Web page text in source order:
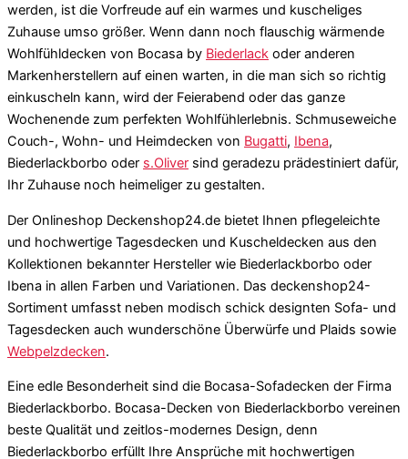
werden, ist die Vorfreude auf ein warmes und kuscheliges
Zuhause umso größer. Wenn dann noch flauschig wärmende
Wohlfühldecken von Bocasa by Biederlack oder anderen
Markenherstellern auf einen warten, in die man sich so richtig
einkuscheln kann, wird der Feierabend oder das ganze
Wochenende zum perfekten Wohlfühlerlebnis. Schmuseweiche
Couch-, Wohn- und Heimdecken von Bugatti, Ibena,
Biederlackborbo oder s.Oliver sind geradezu prädestiniert dafür,
Ihr Zuhause noch heimeliger zu gestalten.
Der Onlineshop Deckenshop24.de bietet Ihnen pflegeleichte
und hochwertige Tagesdecken und Kuscheldecken aus den
Kollektionen bekannter Hersteller wie Biederlackborbo oder
Ibena in allen Farben und Variationen. Das deckenshop24-
Sortiment umfasst neben modisch schick designten Sofa- und
Tagesdecken auch wunderschöne Überwürfe und Plaids sowie
Webpelzdecken.
Eine edle Besonderheit sind die Bocasa-Sofadecken der Firma
Biederlackborbo. Bocasa-Decken von Biederlackborbo vereinen
beste Qualität und zeitlos-modernes Design, denn
Biederlackborbo erfüllt Ihre Ansprüche mit hochwertigen